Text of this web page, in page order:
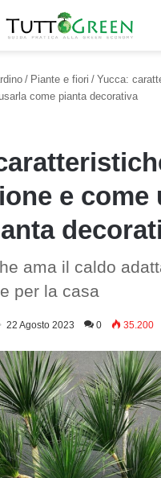
/ Piante e fiori / Yucca:
come pianta decorativa
e come
ama il caldo
per la casa
22 Agosto 2023 0 35.200